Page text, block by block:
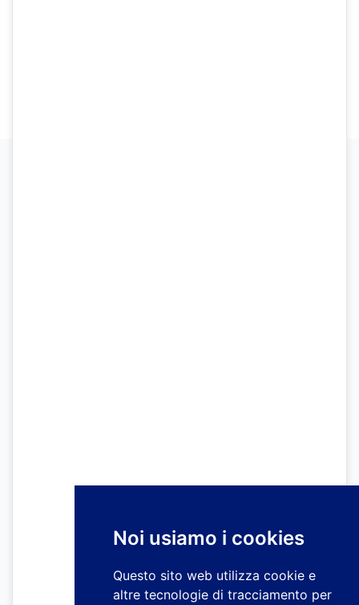
Noi usiamo i cookies
Questo sito web utilizza cookie e
altre tecnologie di tracciamento per